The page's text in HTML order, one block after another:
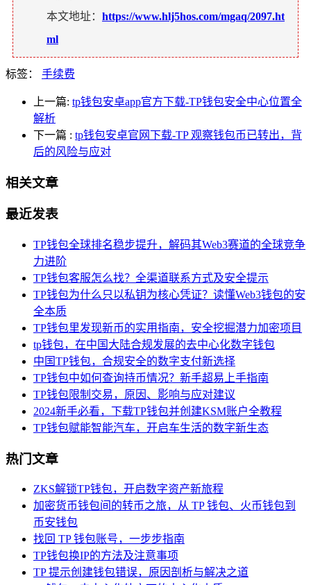
本文地址： https://www.hlj5hos.com/mgaq/2097.ht
ml
标签： 手续费
上一篇: tp钱包安卓app官方下载-TP钱包安全中心位置全
解析
下一篇 : tp钱包安卓官网下载-TP 观察钱包币已转出，背
后的风险与应对
相关文章
最近发表
TP钱包全球排名稳步提升，解码其Web3赛道的全球竞争
力进阶
TP钱包客服怎么找？全渠道联系方式及安全提示
TP钱包为什么只以私钥为核心凭证？读懂Web3钱包的安
全本质
TP钱包里发现新币的实用指南，安全挖掘潜力加密项目
tp钱包，在中国大陆合规发展的去中心化数字钱包
中国TP钱包，合规安全的数字支付新选择
TP钱包中如何查询持币情况？新手超易上手指南
TP钱包限制交易，原因、影响与应对建议
2024新手必看，下载TP钱包并创建KSM账户全教程
TP钱包赋能智能汽车，开启车生活的数字新生态
热门文章
ZKS解锁TP钱包，开启数字资产新旅程
加密货币钱包间的转币之旅，从 TP 钱包、火币钱包到
币安钱包
找回 TP 钱包账号，一步步指南
TP钱包换IP的方法及注意事项
TP 提示创建钱包错误，原因剖析与解决之道